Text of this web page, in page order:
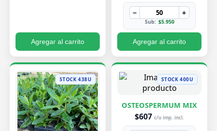
Agregar al carrito
− +
Sub: $5.950
Agregar al carrito
STOCK 438U STOCK 400U
OSTEOSPERMUM MIX
$607 c/u imp. incl.